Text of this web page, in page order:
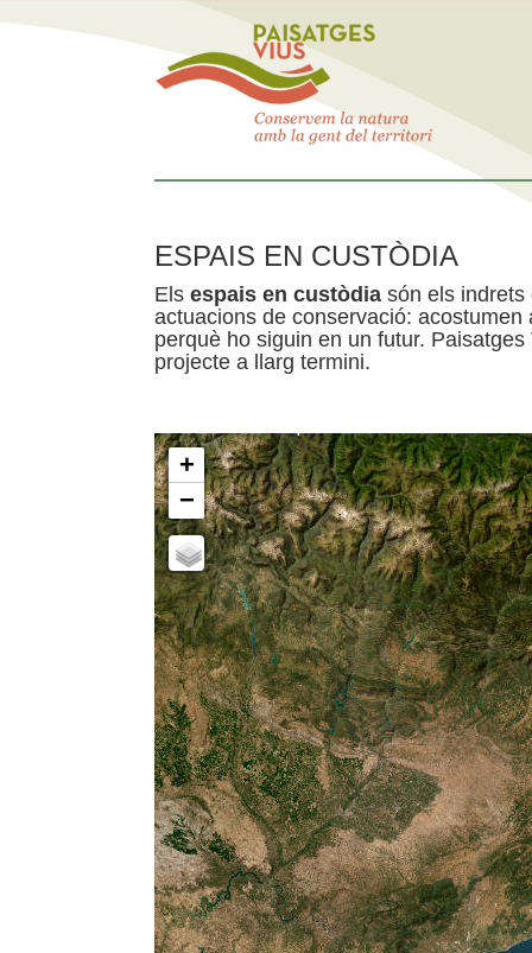
ESPAIS EN CUSTÒDIA
Els espais en custòdia són els indrets
actuacions de conservació:
perquè ho siguin en un futur.
projecte a llarg termini.
+
−